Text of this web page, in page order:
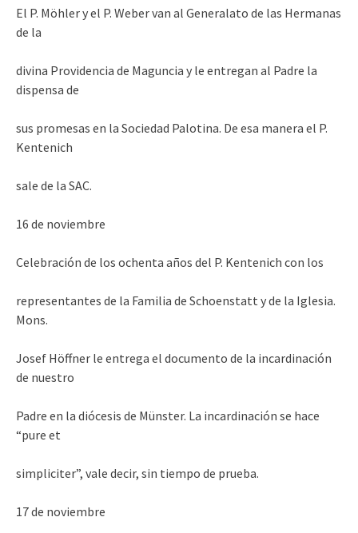
El P. Möhler y el P. Weber van al Generalato de las Hermanas
de la
divina Providencia de Maguncia y le entregan al Padre la
dispensa de
sus promesas en la Sociedad Palotina. De esa manera el P.
Kentenich
sale de la SAC.
16 de noviembre
Celebración de los ochenta años del P. Kentenich con los
representantes de la Familia de Schoenstatt y de la Iglesia.
Mons.
Josef Höffner le entrega el documento de la incardinación
de nuestro
Padre en la diócesis de Münster. La incardinación se hace
“pure et
simpliciter”, vale decir, sin tiempo de prueba.
17 de noviembre